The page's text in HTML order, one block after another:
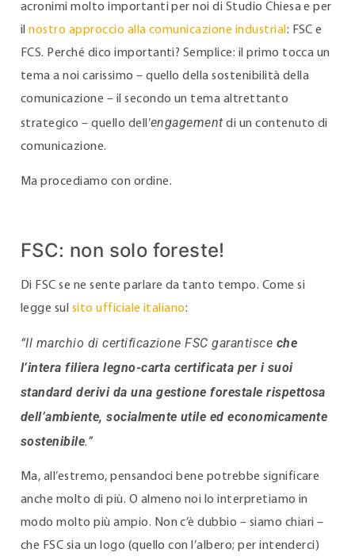
acronimi molto importanti per noi di Studio Chiesa e per
ilnostro approccio alla comunicazione industrial: FSC e
FCS. Perché dico importanti? Semplice: il primo tocca un
tema a noi carissimo – quello della sostenibilità della
comunicazione – il secondo un tema altrettanto
strategico – quello dell’engagement di un contenuto di
comunicazione.
Ma procediamo con ordine.
FSC: non solo foreste!
Di FSC se ne sente parlare da tanto tempo. Come si
legge sul sito ufficiale italiano:
“Il marchio di certificazione FSC garantisce che
l’intera filiera legno-carta certificata per i suoi
standard derivi da una gestione forestale rispettosa
dell’ambiente, socialmente utile ed economicamente
sostenibile.”
Ma, all’estremo, pensandoci bene potrebbe significare
anche molto di più. O almeno noi lo interpretiamo in
modo molto più ampio. Non c’è dubbio – siamo chiari –
che FSC sia un logo (quello con l’albero; per intenderci)